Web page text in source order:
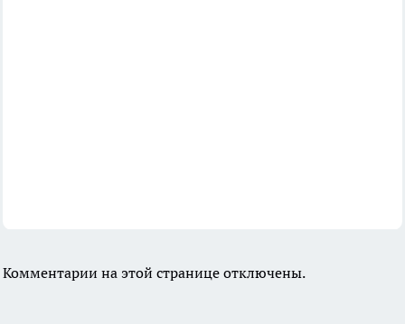
Комментарии на этой странице отключены.